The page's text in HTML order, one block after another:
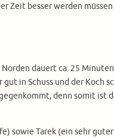
Zeit besser werden
dauert ca. 25
in Schuss und der Koch
denn somit ist
sowie Tarek (ein sehr